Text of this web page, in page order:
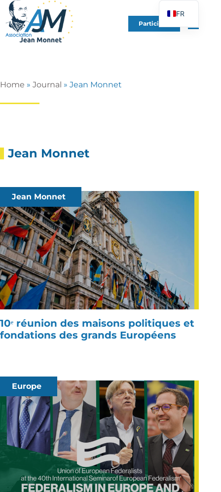
Participer
Home » Journal » Jean Monnet
Jean Monnet
Jean Monnet
10ᵉ réunion des maisons politiques et
fondations des grands Européens
Europe
FR
EN